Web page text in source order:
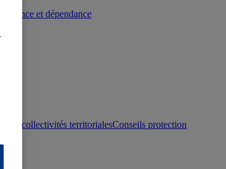
et dépendance
collectivités territorialesConseils protection